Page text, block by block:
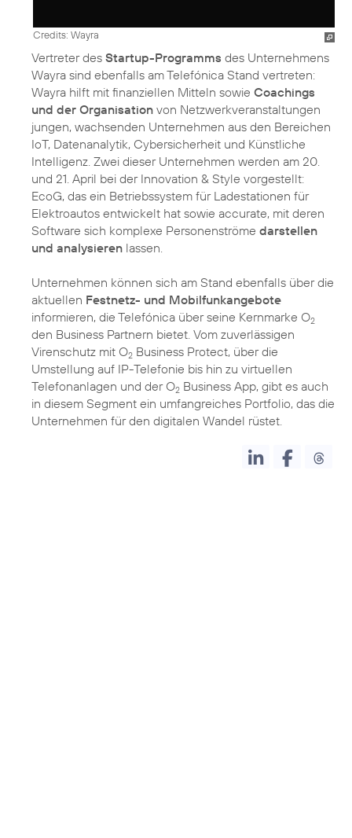
Credits: Wayra
Vertreter des Startup-Programms des Unternehmens
Wayra sind ebenfalls am Telefónica Stand vertreten:
Wayra hilft mit finanziellen Mitteln sowie Coachings
und der Organisation von Netzwerkveranstaltungen
jungen, wachsenden Unternehmen aus den Bereichen
IoT, Datenanalytik, Cybersicherheit und Künstliche
Intelligenz. Zwei dieser Unternehmen werden am 20.
und 21. April bei der Innovation & Style vorgestellt:
EcoG, das ein Betriebssystem für Ladestationen für
Elektroautos entwickelt hat sowie accurate, mit deren
Software sich komplexe Personenströme darstellen
und analysieren lassen.
Unternehmen können sich am Stand ebenfalls über die
aktuellen Festnetz- und Mobilfunkangebote
informieren, die Telefónica über seine Kernmarke O2
den Business Partnern bietet. Vom zuverlässigen
Virenschutz mit O2 Business Protect, über die
Umstellung auf IP-Telefonie bis hin zu virtuellen
Telefonanlagen und der O2 Business App, gibt es auch
in diesem Segment ein umfangreiches Portfolio, das die
Unternehmen für den digitalen Wandel rüstet.